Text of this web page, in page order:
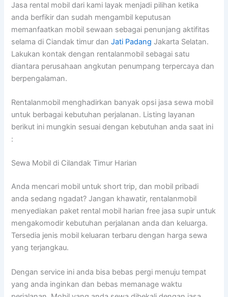
Jasa rental mobil dari kami layak menjadi pilihan ketika
anda berfikir dan sudah mengambil keputusan
memanfaatkan mobil sewaan sebagai penunjang aktifitas
selama di Ciandak timur danJati Padang Jakarta Selatan.
Lakukan kontak dengan rentalanmobil sebagai satu
diantara perusahaan angkutan penumpang terpercaya dan
berpengalaman.
Rentalanmobil menghadirkan banyak opsi jasa sewa mobil
untuk berbagai kebutuhan perjalanan. Listing layanan
berikut ini mungkin sesuai dengan kebutuhan anda saat ini
:
Sewa Mobil di Cilandak Timur Harian
Anda mencari mobil untuk short trip, dan mobil pribadi
anda sedang ngadat? Jangan khawatir, rentalanmobil
menyediakan paket rental mobil harian free jasa supir untuk
mengakomodir kebutuhan perjalanan anda dan keluarga.
Tersedia jenis mobil keluaran terbaru dengan harga sewa
yang terjangkau.
Dengan service ini anda bisa bebas pergi menuju tempat
yang anda inginkan dan bebas memanage waktu